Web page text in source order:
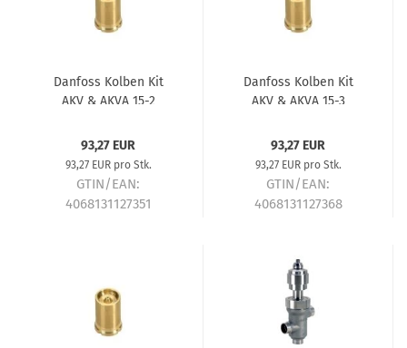
Danfoss Kolben Kit
AKV & AKVA 15-2
93,27 EUR
93,27 EUR pro Stk.
GTIN/EAN:
4068131127351
Danfoss Kolben Kit
AKV & AKVA 15-3
93,27 EUR
93,27 EUR pro Stk.
GTIN/EAN:
4068131127368